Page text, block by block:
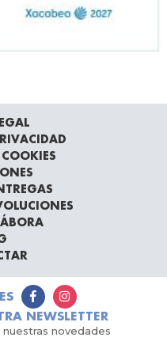
NEWSLETTER
novedades